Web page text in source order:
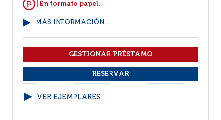
| En formato papel.
MÁS INFORMACIÓN...
VER EJEMPLARES